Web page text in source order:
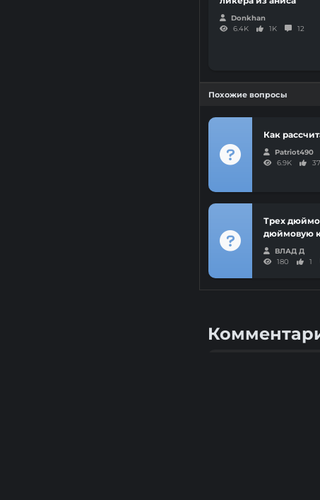
Donkhan
6.4K
1K 12
Похожие вопросы
Как
Patriot490
6.9K
Трех
дюймовую
ВЛАД Д
180
1